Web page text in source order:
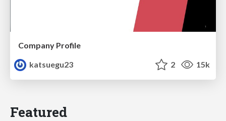
Company Profile
katsuegu23
2 15k
Featured